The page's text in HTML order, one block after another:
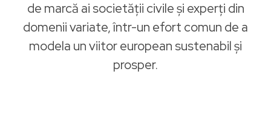
de marcă ai societății civile și experți din
domenii variate, într-un efort comun de a
modela un viitor european sustenabil și
prosper.